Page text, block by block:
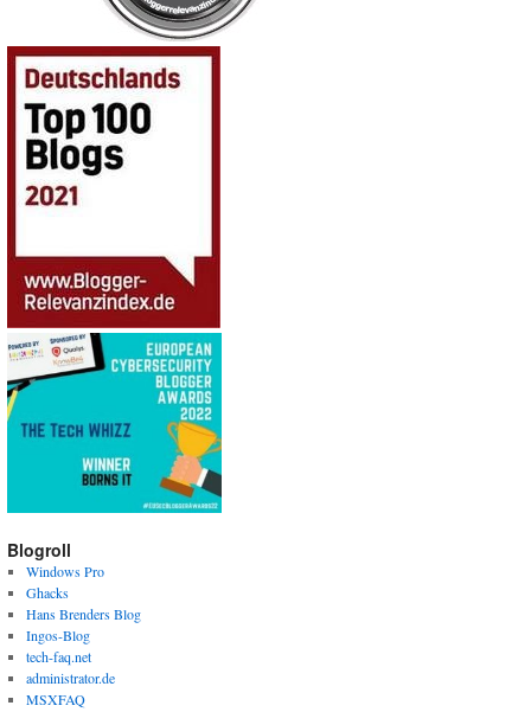
Blogroll
Windows Pro
Ghacks
Hans Brenders Blog
Ingos-Blog
tech-faq.net
administrator.de
MSXFAQ